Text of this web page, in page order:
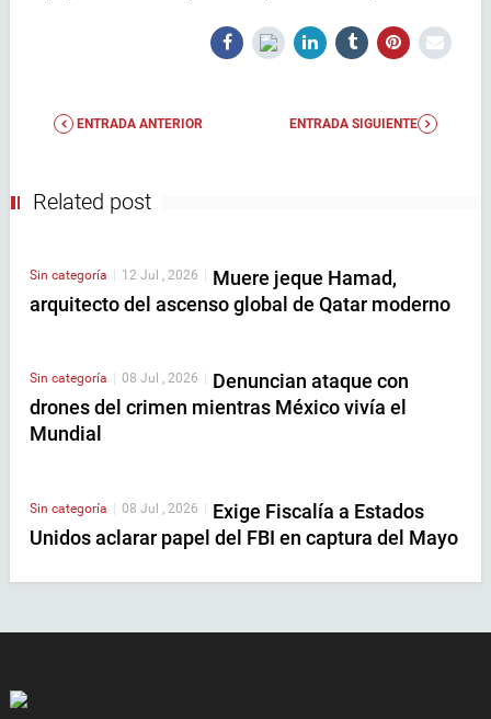
ENTRADA ANTERIOR ENTRADA SIGUIENTE
Related post
Sin categoría | 12 Jul , 2026 | Muere jeque Hamad,
arquitecto del ascenso global de Qatar moderno
Sin categoría 08 Jul , 2026
Denuncian ataque con
drones del crimen mientras México vivía el
Mundial
Sin categoría | 08 Jul , 2026 | Exige Fiscalía a Estados
Unidos aclarar papel del FBI en captura del Mayo